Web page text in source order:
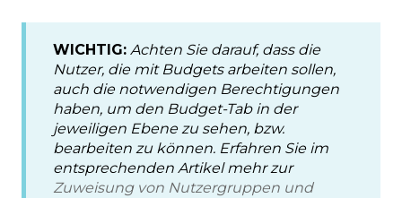
WICHTIG: Achten Sie darauf, dass die
Nutzer, die mit Budgets arbeiten sollen,
auch die notwendigen Berechtigungen
haben, um den Budget-Tab in der
jeweiligen Ebene zu sehen, bzw.
bearbeiten zu können. Erfahren Sie im
entsprechenden Artikel mehr zur
Zuweisung von Nutzergruppen und